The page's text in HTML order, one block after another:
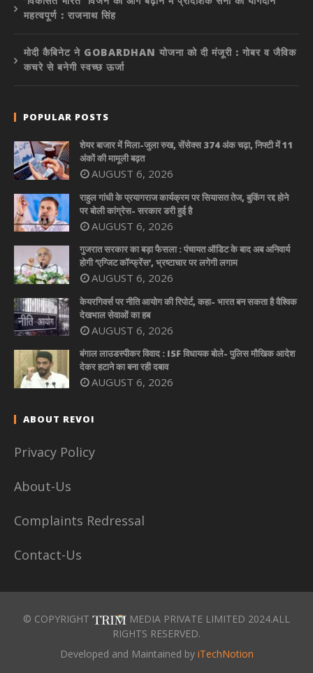
महत्वपूर्ण : राजनाथ सिंह
मोदी कैबिनेट ने GOBARDHAN योजना को दी मंजूरी : गोबर व जैविक
कचरे से बनेगी स्वच्छ ऊर्जा
POPULAR POSTS
शेयर बाजार में मिला-जुला रुख, सेंसेक्स 374 अंक चढ़ा, निफ्टी में 11
अंकों की मामूली बढ़त
AUGUST 6, 2026
राहुल गांधी के प्रयागराज कार्यक्रम पर सियासत तेज, बुकिंग रद्द होने
पर बोली कांग्रेस- सरकार डरी हुई है
AUGUST 6, 2026
गुजरात सरकार का बड़ा फैसला : पंचायत ऑडिट के बाद अब अनिवार्य
होगी ‘एग्जिट कॉन्फ्रेंस’, भ्रष्टाचार पर लगेगी लगाम
AUGUST 6, 2026
केयरगिवर्स पर नीति आयोग की रिपोर्ट, कहा- भारत बन सकता है वैश्विक
देखभाल सेवाओं का हब
AUGUST 6, 2026
बंगाल लाउडस्पीकर विवाद : ISF विधायक बोले- पुलिस मौखिक आदेश
देकर हटाने का बना रही दबाव
AUGUST 6, 2026
ABOUT REVOI
Privacy Policy
About-Us
Complaints Redressal
Contact-Us
© COPYRIGHT
MEDIA PRIVATE LIMITED 2024.ALL
RIGHTS RESERVED.
Developed and Maintained by iTechNotion